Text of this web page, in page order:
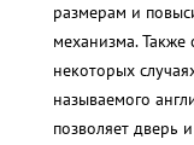
размерам и
механизма.
некоторых
называемого
позволяет дверь